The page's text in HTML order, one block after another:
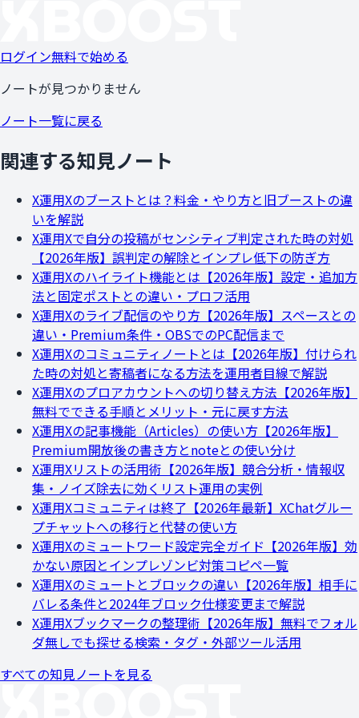
ログイン無料で始める
ノートが見つかりません
ノート一覧に戻る
関連する知見ノート
X運用Xのブーストとは？料金・やり方と旧ブーストの違
いを解説
X運用Xで自分の投稿がセンシティブ判定された時の対処
【2026年版】誤判定の解除とインプレ低下の防ぎ方
X運用Xのハイライト機能とは【2026年版】設定・追加方
法と固定ポストとの違い・プロフ活用
X運用Xのライブ配信のやり方【2026年版】スペースとの
違い・Premium条件・OBSでのPC配信まで
X運用Xのコミュニティノートとは【2026年版】付けられ
た時の対処と寄稿者になる方法を運用者目線で解説
X運用Xのプロアカウントへの切り替え方法【2026年版】
無料でできる手順とメリット・元に戻す方法
X運用Xの記事機能（Articles）の使い方【2026年版】
Premium開放後の書き方とnoteとの使い分け
X運用Xリストの活用術【2026年版】競合分析・情報収
集・ノイズ除去に効くリスト運用の実例
X運用Xコミュニティは終了【2026年最新】XChatグルー
プチャットへの移行と代替の使い方
X運用Xのミュートワード設定完全ガイド【2026年版】効
かない原因とインプレゾンビ対策コピペ一覧
X運用Xのミュートとブロックの違い【2026年版】相手に
バレる条件と2024年ブロック仕様変更まで解説
X運用Xブックマークの整理術【2026年版】無料でフォル
ダ無しでも探せる検索・タグ・外部ツール活用
すべての知見ノートを見る